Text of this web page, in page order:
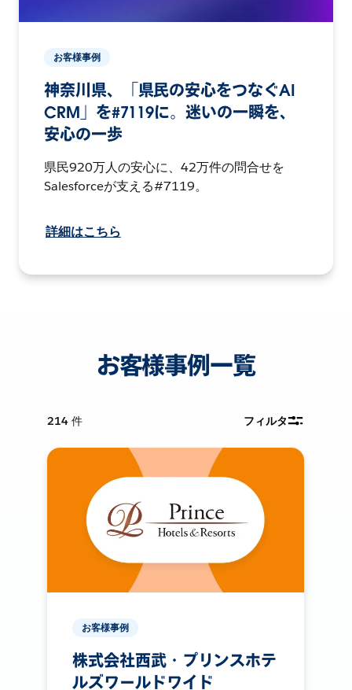
お客様事例
神奈川県、「県民の安心をつなぐAI
CRM」を#7119に。迷いの一瞬を、
安心の一歩
県民920万人の安心に、42万件の問合せを
Salesforceが支える#7119。
詳細はこちら
お客様事例一覧
214 件 フィルタ
お客様事例
株式会社西武・プリンスホテ
ルズワールドワイド